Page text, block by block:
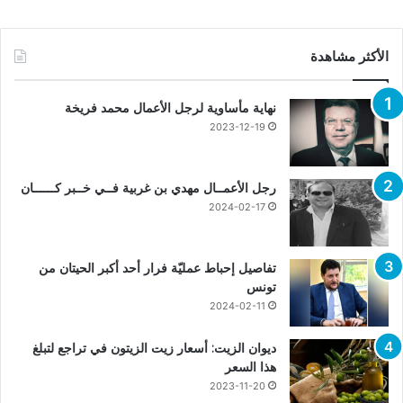
الأكثر مشاهدة
نهاية مأساوية لرجل الأعمال محمد فريخة
2023-12-19
رجل الأعمــال مهدي بن غربية فــي خــبر كــــــان
2024-02-17
تفاصيل إحباط عمليّة فرار أحد أكبر الحيتان من
تونس
2024-02-11
ديوان الزيت: أسعار زيت الزيتون في تراجع لتبلغ
هذا السعر
2023-11-20